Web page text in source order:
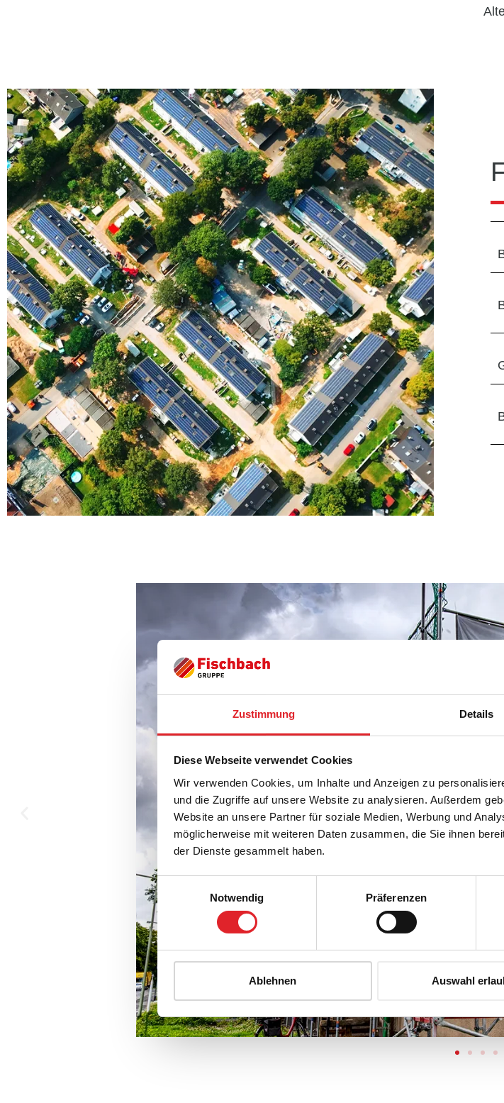
Zustimmung Details
Diese Webseite verwendet Cookies
Wir verwenden Cookies, um Inhalte und Anzeigen zu
und die Zugriffe auf unsere Website zu analysieren. Außerdem
Website an unsere Partner für soziale Medien, Werbung und
möglicherweise mit weiteren Daten zusammen, die Sie ihnen
der Dienste gesammelt haben.
Einwilligungsauswahl
Notwendig
Präferenzen
Ablehnen Auswahl